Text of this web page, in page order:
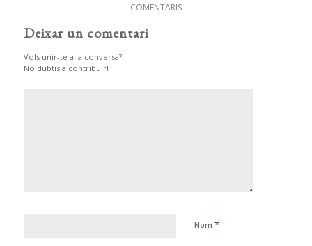
COMENTARIS
Deixar un comentari
Vols unir-te a la conversa?
No dubtis a contribuir!
Nom *